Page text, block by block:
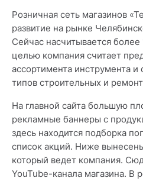
Розничная сеть магазинов
развитие на рынке
Сейчас насчитывается
целью компания считает
ассортимента инструмента
типов строительных и
На главной сайта большую
рекламные баннеры с
здесь находится подборка
список акций. Ниже
который ведет компания.
YouTube-канала магазина. В